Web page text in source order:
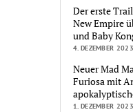
Der erste
New Empire
und Baby
4. DEZEMBER 2023
Neuer Mad
Furiosa mit
1. DEZEMBER 2023